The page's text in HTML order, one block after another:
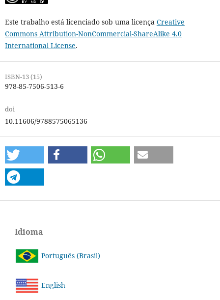
Este trabalho está licenciado sob uma licença Creative
Commons Attribution-NonCommercial-ShareAlike 4.0
International License.
ISBN-13 (15)
978-85-7506-513-6
doi
10.11606/9788575065136
Idioma
Português (Brasil)
English